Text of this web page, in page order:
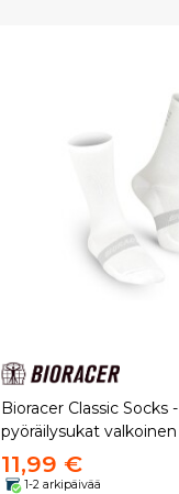
Bioracer Classic Socks -
pyöräilysukat valkoinen
11,99 €
1-2 arkipäivää